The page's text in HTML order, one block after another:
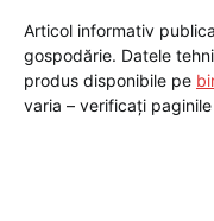
Articol informativ
gospodărie. Datele
produs disponibile pe
varia – verificați